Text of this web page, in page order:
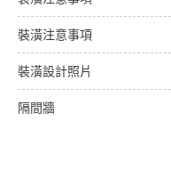
裝潢注意事項
裝潢設計照片
隔間牆